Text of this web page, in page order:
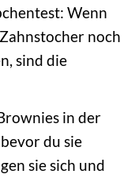
Wenn
noch
sind die
in der
du sie
sie sich und